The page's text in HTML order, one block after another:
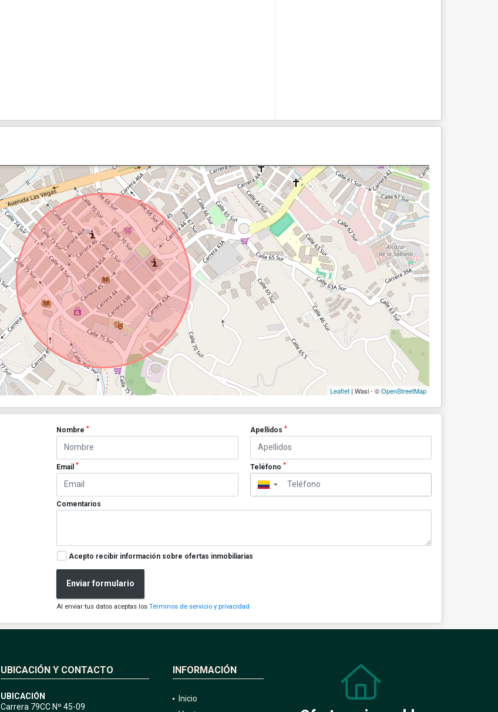
Leaflet | Wasi - ©OpenStreetMap
Nombre* Apellidos *
Email* Teléfono *
▼
Comentarios
Acepto recibir información sobre ofertas inmobiliarias
Enviar formulario
Al enviar tus datos aceptas losTérminos de servicio y privacidad
UBICACIÓN Y CONTACTO
UBICACIÓN
Carrera 79CC Nº 45-09
INFORMACIÓN
Inicio